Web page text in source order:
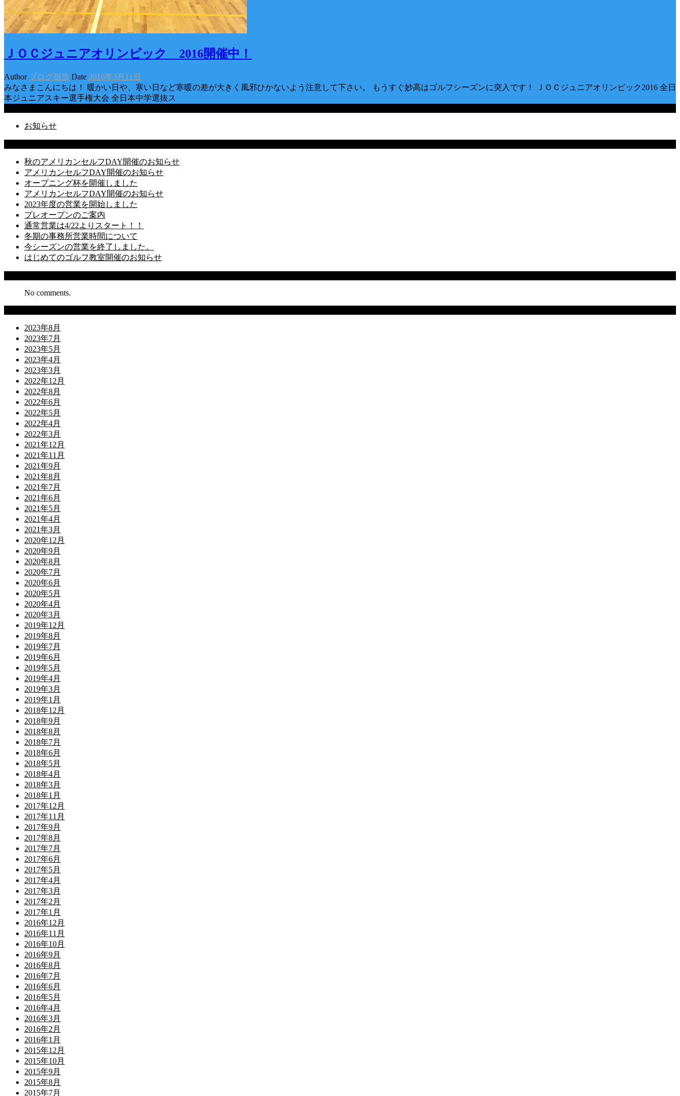
ＪＯＣジュニアオリンピック 2016開催中！
Author ブログ担当 Date 2016年3月11日
みなさまこんにちは！ 暖かい日や、寒い日など寒暖の差が大きく風邪ひかないよう注意して下さい。 もうすぐ妙高はゴルフシーズンに突入です！ ＪＯＣジュニアオリンピック2016 全日
本ジュニアスキー選手権大会 全日本中学選抜ス
お知らせ
秋のアメリカンセルフDAY開催のお知らせ
アメリカンセルフDAY開催のお知らせ
オープニング杯を開催しました
アメリカンセルフDAY開催のお知らせ
2023年度の営業を開始しました
プレオープンのご案内
通常営業は4/22よりスタート！！
冬期の事務所営業時間について
今シーズンの営業を終了しました。
はじめてのゴルフ教室開催のお知らせ
No comments.
2023年8月
2023年7月
2023年5月
2023年4月
2023年3月
2022年12月
2022年8月
2022年6月
2022年5月
2022年4月
2022年3月
2021年12月
2021年11月
2021年9月
2021年8月
2021年7月
2021年6月
2021年5月
2021年4月
2021年3月
2020年12月
2020年9月
2020年8月
2020年7月
2020年6月
2020年5月
2020年4月
2020年3月
2019年12月
2019年8月
2019年7月
2019年6月
2019年5月
2019年4月
2019年3月
2019年1月
2018年12月
2018年9月
2018年8月
2018年7月
2018年6月
2018年5月
2018年4月
2018年3月
2018年1月
2017年12月
2017年11月
2017年9月
2017年8月
2017年7月
2017年6月
2017年5月
2017年4月
2017年3月
2017年2月
2017年1月
2016年12月
2016年11月
2016年10月
2016年9月
2016年8月
2016年7月
2016年6月
2016年5月
2016年4月
2016年3月
2016年2月
2016年1月
2015年12月
2015年10月
2015年9月
2015年8月
2015年7月